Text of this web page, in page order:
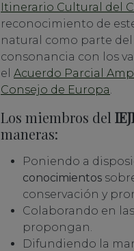
Itinerario Cultural del
reconocimiento de
natural como parte
consonancia con los
el Acuerdo Parcial
Consejo de Europa.
Los miembros del
maneras:
Poniendo a
conocimientos
conservación y
Colaborando en las
propongan.
Difundiendo la